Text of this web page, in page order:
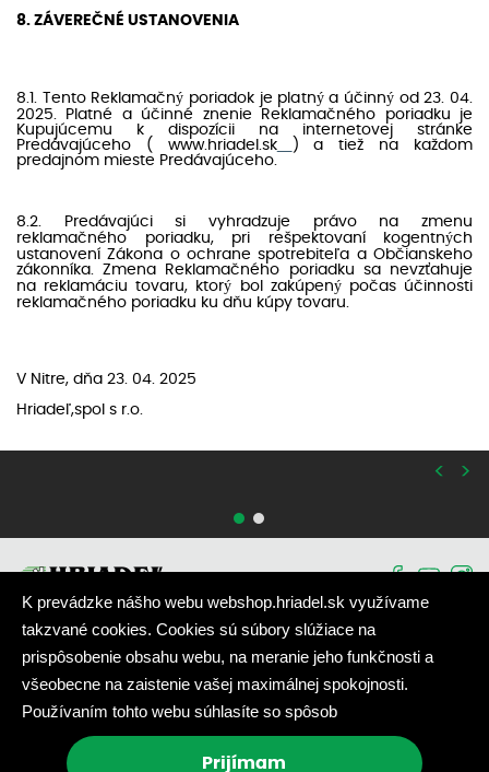
8. ZÁVEREČNÉ USTANOVENIA
8.1. Tento Reklamačný poriadok je platný a účinný od 23. 04.
2025. Platné a účinné znenie Reklamačného poriadku je
Kupujúcemu k dispozícii na internetovej stránke
Predávajúceho ( www.hriadel.sk
) a tiež na každom
predajnom mieste Predávajúceho.
8.2. Predávajúci si vyhradzuje právo na zmenu
reklamačného poriadku, pri rešpektovaní kogentných
ustanovení Zákona o ochrane spotrebiteľa a Občianskeho
zákonníka. Zmena Reklamačného poriadku sa nevzťahuje
na reklamáciu tovaru, ktorý bol zakúpený počas účinnosti
reklamačného poriadku ku dňu kúpy tovaru.
V Nitre, dňa 23. 04. 2025
Hriadeľ,spol s r.o.
>
<
DESIGNED & POWERED BY
K prevádzke nášho webu webshop.hriadel.sk využívame
takzvané cookies. Cookies sú súbory slúžiace na
prispôsobenie obsahu webu, na meranie jeho funkčnosti a
všeobecne na zaistenie vašej maximálnej spokojnosti.
Používaním tohto webu súhlasíte so spôsob
Prijímam